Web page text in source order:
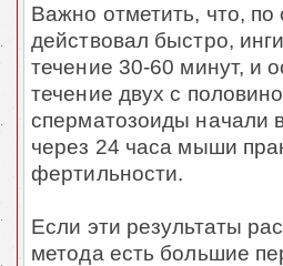
Важно отметить, что,
действовал быстро,
течение 30-60 минут, и
течение двух с
сперматозоиды начали
через 24 часа мыши
фертильности.
Если эти результаты
метода есть большие